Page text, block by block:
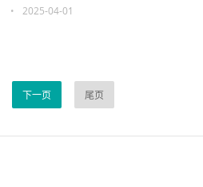
• 2025-04-01
下一页 尾页